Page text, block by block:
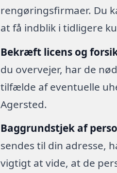
rengøringsfirmaer. Du
at få indblik i tidligere
Bekræft licens og
du overvejer, har de
tilfælde af eventuelle
Agersted.
Baggrundstjek af
sendes til din adresse,
vigtigt at vide, at de